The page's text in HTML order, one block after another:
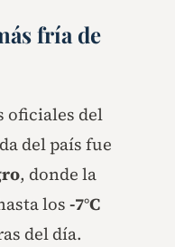
fría de
oficiales del
del país fue
, donde la
los -7°C
del día.